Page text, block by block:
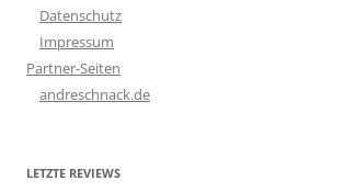
Datenschutz
Impressum
Partner-Seiten
andreschnack.de
LETZTE REVIEWS